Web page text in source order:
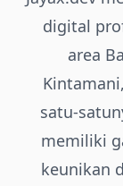
digital
area
satu-
memiliki
keunikan